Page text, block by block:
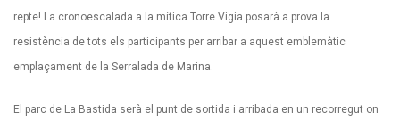
repte! La cronoescalada a la mítica Torre Vigia posarà a prova la
resistència de tots els participants per arribar a aquest emblemàtic
emplaçament de la Serralada de Marina.
El parc de La Bastida serà el punt de sortida i arribada en un recorregut on